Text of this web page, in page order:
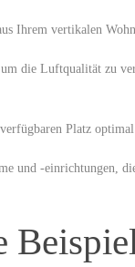
Ihrem vertikalen
die Luftqualität ⁤zu
Platz optimal
und -einrichtungen,